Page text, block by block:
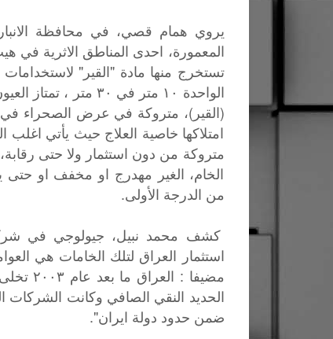
يروي همام قصي، في محافظة
المعمورة، احدى المناطق الاثرية في
تستخرج منها مادة "القير"
الواحدة ١٠ متر في
(القير)، متروكة في عرض الصحراء في
امتلاكها خاصية العلاج حيث يأتي
متروكة من دون استثمار ولا حتى رقابة،
الخام، الغير مهدرج او مخفف او حتى
من الدرجة الأولى.
كشف محمد نبيل، جيولوجي في
استثمار العراق لتلك الخامات هي
مضيفا
ضمن حدود دولة ايران".